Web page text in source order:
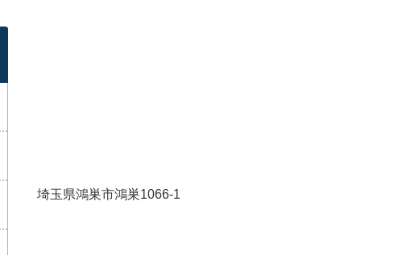
埼玉県鴻巣市鴻巣1066-1